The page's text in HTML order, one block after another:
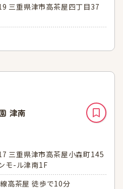
三重県津市高茶屋四丁目37
津南
三重県津市高茶屋小森町145
モ-ル津南1F
高茶屋 徒歩で10分